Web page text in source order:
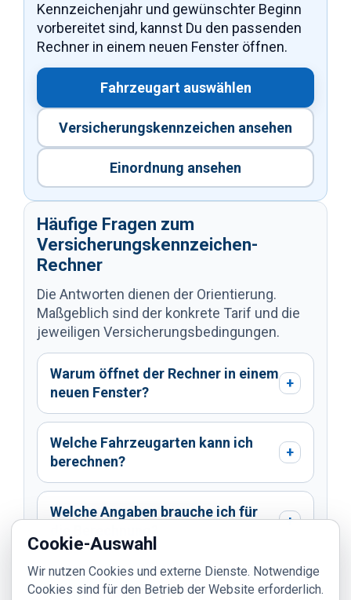
Kennzeichenjahr und gewünschter Beginn
vorbereitet sind, kannst Du den passenden
Rechner in einem neuen Fenster öffnen.
Fahrzeugart auswählen
Versicherungskennzeichen ansehen
Einordnung ansehen
Häufige Fragen zum
Versicherungskennzeichen-
Rechner
Die Antworten dienen der Orientierung.
Maßgeblich sind der konkrete Tarif und die
jeweiligen Versicherungsbedingungen.
Warum öffnet der Rechner in einem
neuen Fenster?
+
Welche Fahrzeugarten kann ich
berechnen?
+
Welche Angaben brauche ich für
+
Wann beginnt das
+
Cookie-Auswahl
Wir nutzen Cookies und externe Dienste. Notwendige
Cookies sind für den Betrieb der Website erforderlich.